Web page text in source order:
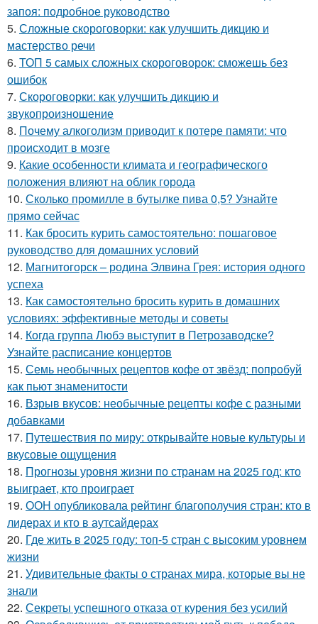
запоя: подробное руководство
5. Сложные скороговорки: как улучшить дикцию и
мастерство речи
6. ТОП 5 самых сложных скороговорок: сможешь без
ошибок
7. Скороговорки: как улучшить дикцию и
звукопроизношение
8. Почему алкоголизм приводит к потере памяти: что
происходит в мозге
9. Какие особенности климата и географического
положения влияют на облик города
10. Сколько промилле в бутылке пива 0,5? Узнайте
прямо сейчас
11. Как бросить курить самостоятельно: пошаговое
руководство для домашних условий
12. Магнитогорск – родина Элвина Грея: история одного
успеха
13. Как самостоятельно бросить курить в домашних
условиях: эффективные методы и советы
14. Когда группа Любэ выступит в Петрозаводске?
Узнайте расписание концертов
15. Семь необычных рецептов кофе от звёзд: попробуй
как пьют знаменитости
16. Взрыв вкусов: необычные рецепты кофе с разными
добавками
17. Путешествия по миру: открывайте новые культуры и
вкусовые ощущения
18. Прогнозы уровня жизни по странам на 2025 год: кто
выиграет, кто проиграет
19. ООН опубликовала рейтинг благополучия стран: кто в
лидерах и кто в аутсайдерах
20. Где жить в 2025 году: топ-5 стран с высоким уровнем
жизни
21. Удивительные факты о странах мира, которые вы не
знали
22. Секреты успешного отказа от курения без усилий